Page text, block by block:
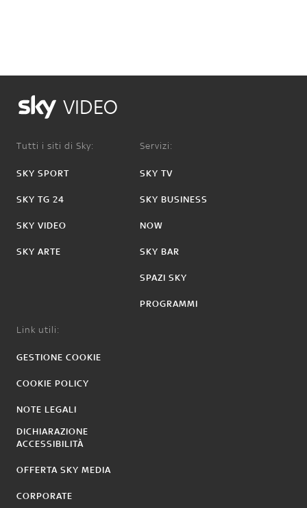
VIDEO
Tutti i siti di Sky:
SKY SPORT
SKY TG 24
SKY VIDEO
SKY ARTE
Servizi:
SKY TV
SKY BUSINESS
NOW
SKY BAR
SPAZI SKY
PROGRAMMI
Link utili:
GESTIONE COOKIE
COOKIE POLICY
NOTE LEGALI
DICHIARAZIONE
ACCESSIBILITÀ
OFFERTA SKY MEDIA
CORPORATE